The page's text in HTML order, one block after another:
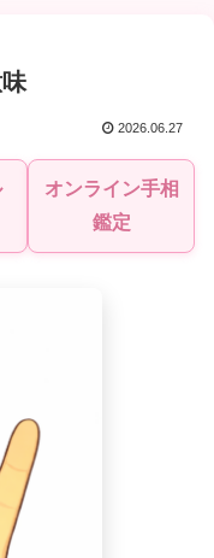
2026.06.27
オンライン手相
鑑定